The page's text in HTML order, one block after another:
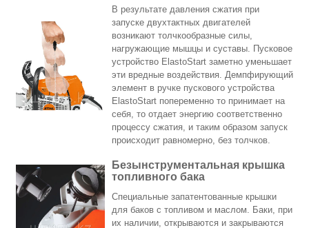
В результате давления сжатия при
запуске двухтактных двигателей
возникают толчкообразные силы,
нагружающие мышцы и суставы. Пусковое
устройство ElastoStart заметно уменьшает
эти вредные воздействия. Демпфирующий
элемент в ручке пускового устройства
ElastoStart попеременно то принимает на
себя, то отдает энергию соответственно
процессу сжатия, и таким образом запуск
происходит равномерно, без толчков.
Безынструментальная крышка
топливного бака
Специальные запатентованные крышки
для баков с топливом и маслом. Баки, при
их наличии, открываются и закрываются